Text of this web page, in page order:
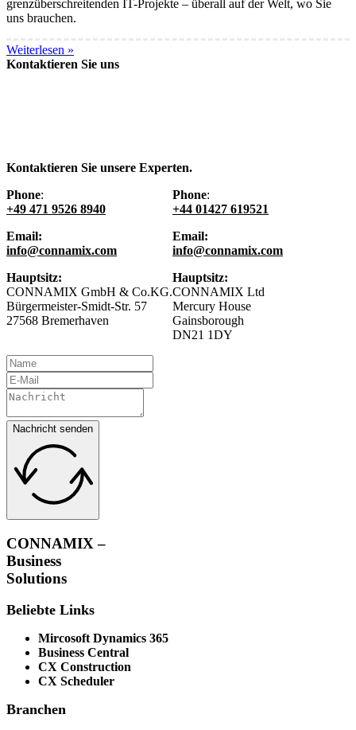
grenzüberschreitenden IT-Projekte – überall auf der Welt, wo Sie
uns brauchen.
Weiterlesen »
Kontaktieren Sie uns
Kontaktieren Sie unsere Experten.
Phone:
+49 471 9526 8940
Email:
info@connamix.com
Hauptsitz:
CONNAMIX GmbH & Co.KG.
Bürgermeister-Smidt-Str. 57
27568 Bremerhaven
Phone:
+44 01427 619521
Email:
info@connamix.com
Hauptsitz:
CONNAMIX Ltd
Mercury House
Gainsborough
DN21 1DY
Nachricht senden
CONNAMIX –
Business
Solutions
Beliebte Links
Mircosoft Dynamics 365
Business Central
CX Construction
CX Scheduler
Branchen